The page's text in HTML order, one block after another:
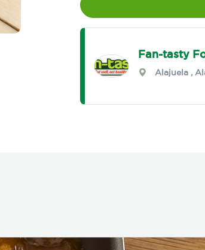
Fan-tasty
Alajuela,